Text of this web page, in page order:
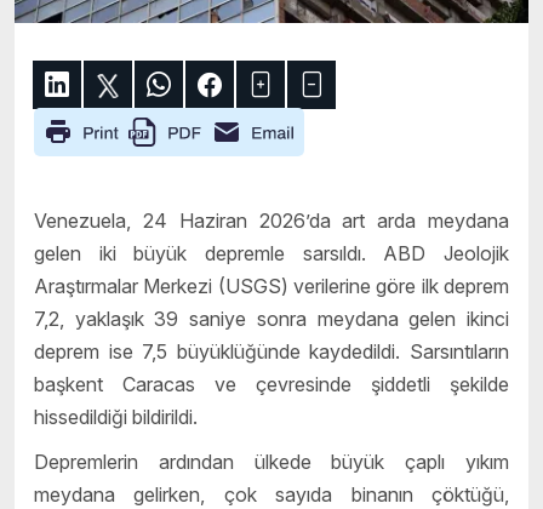
Venezuela, 24 Haziran 2026’da art arda meydana
gelen iki büyük depremle sarsıldı. ABD Jeolojik
Araştırmalar Merkezi (USGS) verilerine göre ilk deprem
7,2, yaklaşık 39 saniye sonra meydana gelen ikinci
deprem ise 7,5 büyüklüğünde kaydedildi. Sarsıntıların
başkent Caracas ve çevresinde şiddetli şekilde
hissedildiği bildirildi.
Depremlerin ardından ülkede büyük çaplı yıkım
meydana gelirken, çok sayıda binanın çöktüğü,